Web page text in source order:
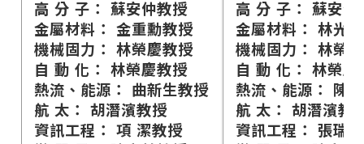
高 分 子： 蘇安仲教授
金屬材料： 金重勳教授
機械固力： 林榮慶教授
自 動 化： 林榮慶教授
熱流、能源： 曲新生教授
航 太： 胡潛濱教授
資訊工程： 項 潔教授
高 分 子： 蘇安仲
金屬材料： 林光
機械固力： 林榮
自 動 化： 林榮慶
熱流、能源： 陳
航 太： 胡潛濱教
資訊工程： 張瑞